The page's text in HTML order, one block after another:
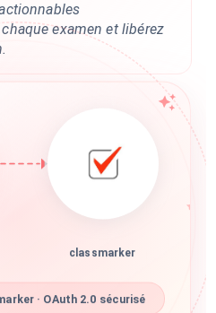
examen et libérez
classmarker
· OAuth 2.0 sécurisé